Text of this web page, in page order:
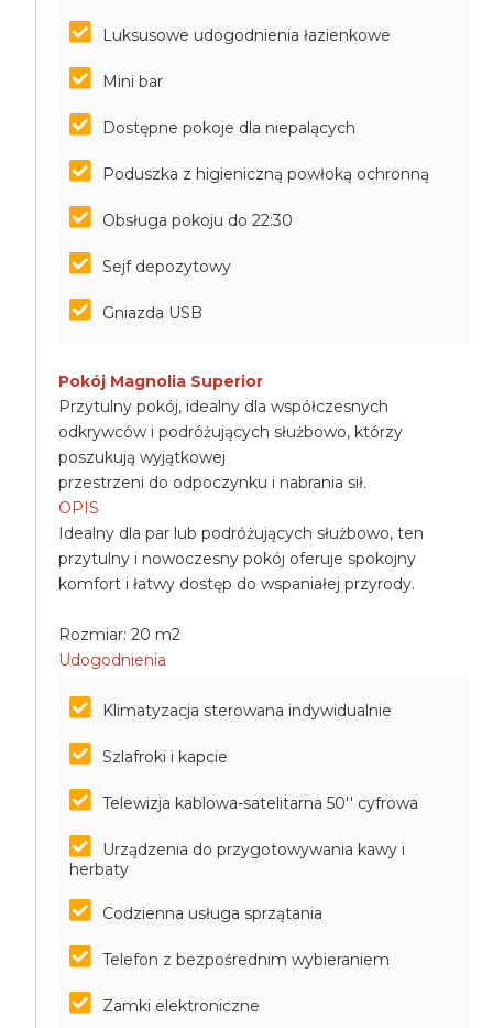
Luksusowe udogodnienia łazienkowe
Mini bar
Dostępne pokoje dla niepalących
Poduszka z higieniczną powłoką ochronną
Obsługa pokoju do 22:30
Sejf depozytowy
Gniazda USB
Pokój Magnolia Superior
Przytulny pokój, idealny dla współczesnych
odkrywców i podróżujących służbowo, którzy
poszukują wyjątkowej
przestrzeni do odpoczynku i nabrania sił.
OPIS
Idealny dla par lub podróżujących służbowo, ten
przytulny i nowoczesny pokój oferuje spokojny
komfort i łatwy dostęp do wspaniałej przyrody.
Rozmiar: 20 m2
Udogodnienia
Klimatyzacja sterowana indywidualnie
Szlafroki i kapcie
Telewizja kablowa-satelitarna 50'' cyfrowa
Urządzenia do przygotowywania kawy i
herbaty
Codzienna usługa sprzątania
Telefon z bezpośrednim wybieraniem
Zamki elektroniczne